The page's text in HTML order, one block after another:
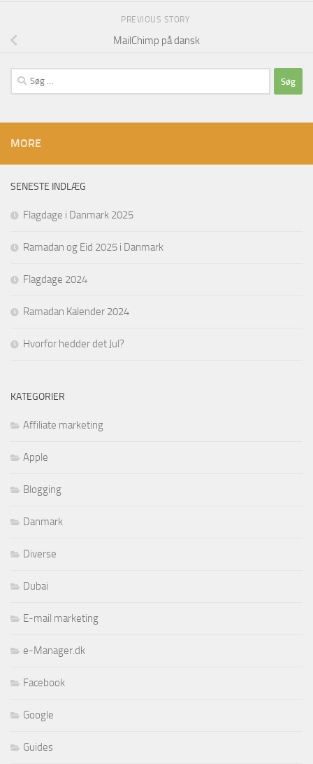
PREVIOUS STORY
MailChimp på dansk
Søg
efter:
MORE
SENESTE INDLÆG
Flagdage i Danmark 2025
Ramadan og Eid 2025 i Danmark
Flagdage 2024
Ramadan Kalender 2024
Hvorfor hedder det Jul?
KATEGORIER
Affiliate marketing
Apple
Blogging
Danmark
Diverse
Dubai
E-mail marketing
e-Manager.dk
Facebook
Google
Guides